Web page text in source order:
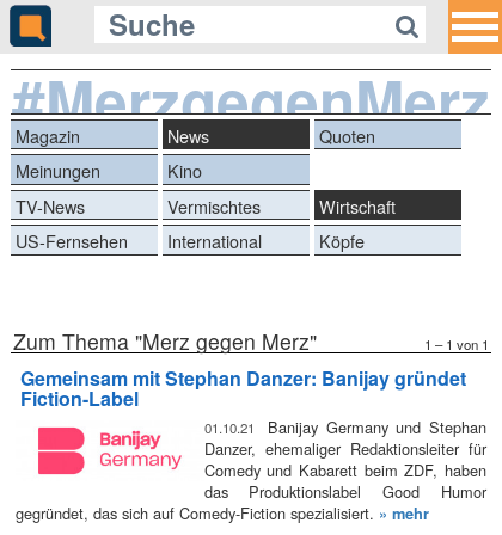
#MerzgegenMerz
Magazin News
Quoten
Meinungen
Kino
TV-News
Vermischtes
Wirtschaft
US-Fernsehen
International Köpfe
Zum Thema "Merz gegen Merz" 1 – 1 von 1
Gemeinsam mit Stephan Danzer: Banijay gründet
Fiction-Label
01.10.21
Banijay Germany und Stephan
Danzer, ehemaliger Redaktionsleiter für
Comedy und Kabarett beim ZDF, haben
das Produktionslabel Good Humor
gegründet, das sich auf Comedy-Fiction spezialisiert. » mehr